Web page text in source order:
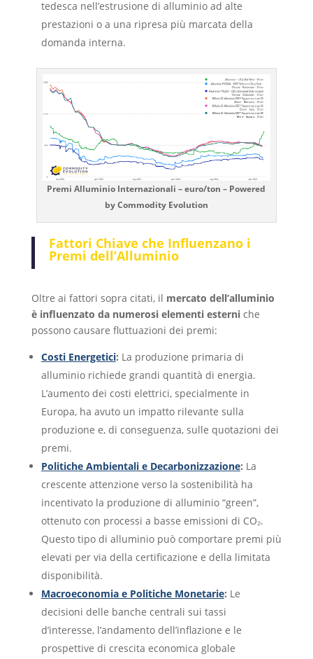
tedesca nell’estrusione di alluminio ad alte
prestazioni o a una ripresa più marcata della
domanda interna.
Premi Alluminio Internazionali – euro/ton – Powered
by Commodity Evolution
Fattori Chiave che Influenzano i
Premi dell’Alluminio
Oltre ai fattori sopra citati, il mercato dell’alluminio
è influenzato da numerosi elementi esterniche
possono causare fluttuazioni dei premi:
Costi Energetici: La produzione primaria di
alluminio richiede grandi quantità di energia.
L’aumento dei costi elettrici, specialmente in
Europa, ha avuto un impatto rilevante sulla
produzione e, di conseguenza, sulle quotazioni dei
premi.
Politiche Ambientali e Decarbonizzazione: La
crescente attenzione verso la sostenibilità ha
incentivato la produzione di alluminio “green”,
ottenuto con processi a basse emissioni di CO₂.
Questo tipo di alluminio può comportare premi più
elevati per via della certificazione e della limitata
disponibilità.
Macroeconomia e Politiche Monetarie: Le
decisioni delle banche centrali sui tassi
d’interesse, l’andamento dell’inflazione e le
prospettive di crescita economica globale